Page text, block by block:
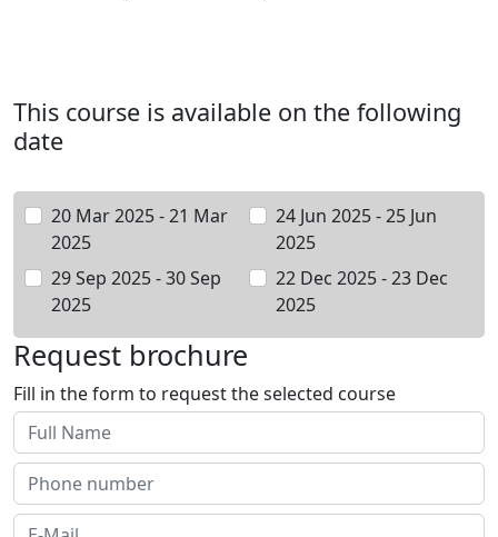
This course is available on the following
date
20 Mar 2025 - 21 Mar
2025
24 Jun 2025 - 25 Jun
2025
29 Sep 2025 - 30 Sep
2025
22 Dec 2025 - 23 Dec
2025
Request brochure
Fill in the form to request the selected course